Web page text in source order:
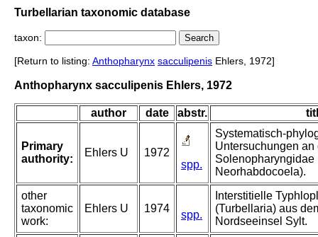
Turbellarian taxonomic database
taxon:
[Return to listing: Anthopharynx sacculipenis Ehlers, 1972]
Anthopharynx sacculipenis Ehlers, 1972
author date abstr.
Primary
authority:
Ehlers U
1972
spp.
Systematisch-
Untersuchungen an
Solenopharyngidae
Neorhabdocoela).
other
taxonomic
work:
Ehlers U 1974
spp.
Interstitielle
(Turbellaria) aus
Nordseeinsel Sylt.